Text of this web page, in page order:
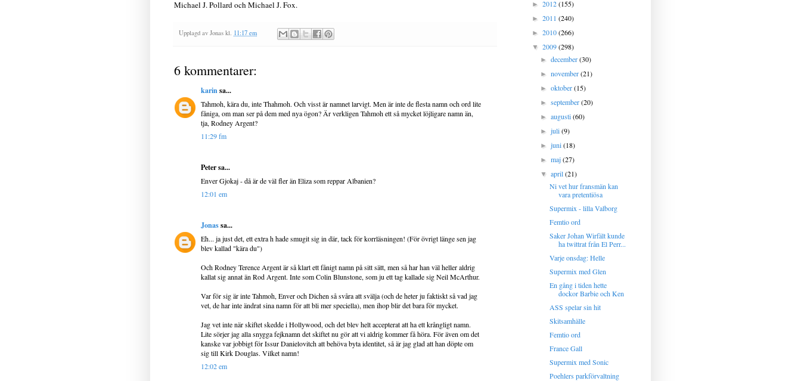
Michael J. Pollard och Michael J. Fox.
Upplagd av Jonas kl. 11:17 em
6 kommentarer:
karinsa...
Tahmoh, kära du, inte Thahmoh. Och visst är namnet larvigt. Men är inte de flesta namn och ord lite
fåniga, om man ser på dem med nya ögon? Är verkligen Tahmoh ett så mycket löjligare namn än,
tja, Rodney Argent?
11:29 fm
Peter sa...
Enver Gjokaj - då är de väl fler än Eliza som reppar Albanien?
12:01 em
Jonassa...
Eh... ja just det, ett extra h hade smugit sig in där, tack för korrläsningen! (För övrigt länge sen jag
blev kallad "kära du")
Och Rodney Terence Argent är så klart ett fånigt namn på sitt sätt, men så har han väl heller aldrig
kallat sig annat än Rod Argent. Inte som Colin Blunstone, som ju ett tag kallade sig Neil McArthur.
Var för sig är inte Tahmoh, Enver och Dichen så svåra att svälja (och de heter ju faktiskt så vad jag
vet, de har inte ändrat sina namn för att bli mer speciella), men ihop blir det bara för mycket.
Jag vet inte när skiftet skedde i Hollywood, och det blev helt accepterat att ha ett krångligt namn.
Lite sörjer jag alla snygga fejknamn det skiftet nu gör att vi aldrig kommer få höra. För även om det
kanske var jobbigt för Issur Danielovitch att behöva byta identitet, så är jag glad att han döpte om
sig till Kirk Douglas. Vilket namn!
12:02 em
► 2012(155)
► 2011 (240)
► 2010(266)
▼ 2009(298)
►december(30)
►november(21)
►oktober(15)
►september(20)
►augusti(60)
►juli(9)
►juni(18)
►maj(27)
▼april(21)
Ni vet hur fransmän kan
vara pretentiösa
Supermix - lilla Valborg
Femtio ord
Saker Johan Wirfält kunde
ha twittrat från El Perr...
Varje onsdag: Helle
Supermix med Glen
En gång i tiden hette
dockor Barbie och Ken
ASS spelar sin hit
Skitsamhälle
Femtio ord
France Gall
Supermix med Sonic
Poehlers parkförvaltning